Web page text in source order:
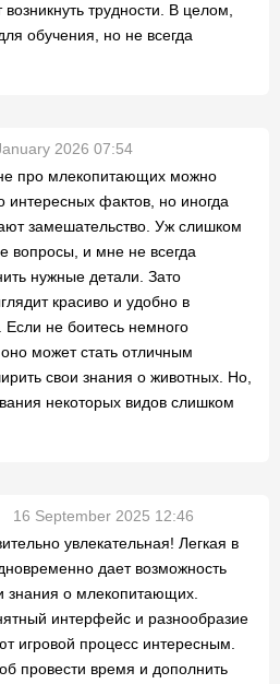
возникнуть трудности. В целом,
обучения, но не всегда
2026 07:54
про млекопитающих можно
интересных фактов, но иногда
замешательство. Уж слишком
вопросы, и мне не всегда
нужные детали. Зато
красиво и удобно в
Если не боитесь немного
может стать отличным
свои знания о животных. Но,
некоторых видов слишком
16 September 2025 12:46
увлекательная! Легкая в
дает возможность
знания о млекопитающих.
интерфейс и разнообразие
игровой процесс интересным.
провести время и дополнить